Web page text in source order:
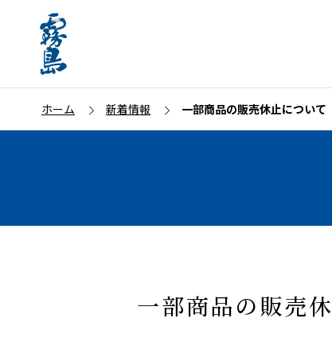
ホーム 新着情報 一部商品の販売休止について
一部商品の販売